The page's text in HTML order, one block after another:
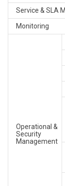
Service & SLA
Monitoring
Operational &
Security
Management